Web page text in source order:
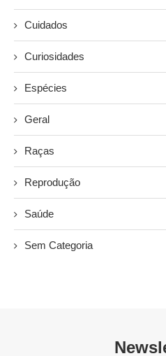
Cuidados
Curiosidades
Espécies
Geral
Raças
Reprodução
Saúde
Sem Categoria